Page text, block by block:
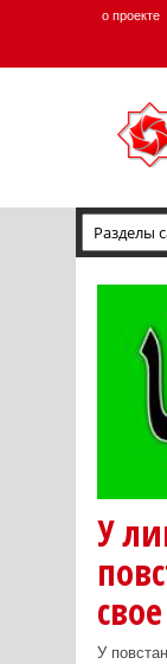
о проекте
У
У